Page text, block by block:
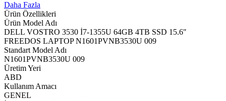
Daha Fazla
Ürün Özellikleri
Ürün Model Adı
DELL VOSTRO 3530 İ7-1355U 64GB 4TB SSD 15.6"
FREEDOS LAPTOP N1601PVNB3530U 009
Standart Model Adı
N1601PVNB3530U 009
Üretim Yeri
ABD
Kullanım Amacı
GENEL